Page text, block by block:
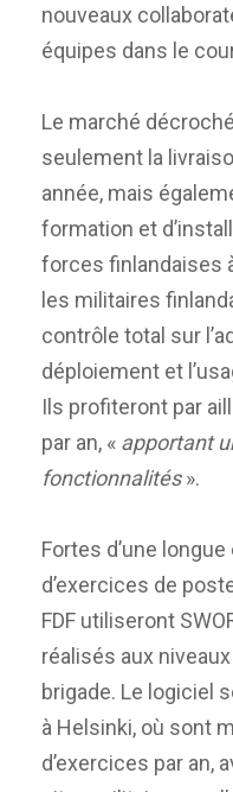
nouveaux
équipes dans le
Le marché
seulement la
année, mais
formation et
forces finlandaises
les militaires
contrôle total sur
déploiement et
Ils profiteront par
par an, « apportant
fonctionnalités».
Fortes d’une
d’exercices de
FDF utiliseront
réalisés aux
brigade. Le logiciel
à Helsinki, où sont
d’exercices par an,